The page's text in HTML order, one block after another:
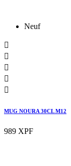
Neuf





MUG NOURA 30CL M12
989 XPF